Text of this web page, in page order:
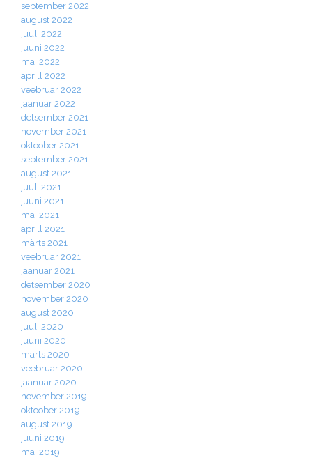
september 2022
august 2022
juuli 2022
juuni 2022
mai 2022
aprill 2022
veebruar 2022
jaanuar 2022
detsember 2021
november 2021
oktoober 2021
september 2021
august 2021
juuli 2021
juuni 2021
mai 2021
aprill 2021
märts 2021
veebruar 2021
jaanuar 2021
detsember 2020
november 2020
august 2020
juuli 2020
juuni 2020
märts 2020
veebruar 2020
jaanuar 2020
november 2019
oktoober 2019
august 2019
juuni 2019
mai 2019